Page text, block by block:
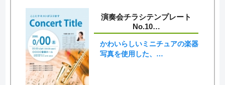
演奏会チラシテンプレート
No.10…
かわいらしいミニチュアの楽器
写真を使用した、…